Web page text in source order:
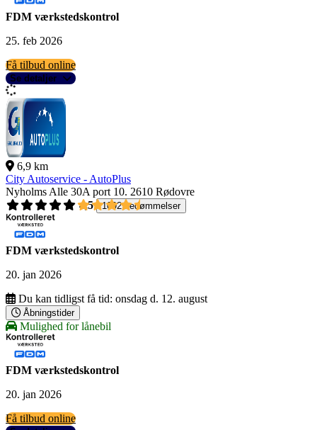
FDM værkstedskontrol
25. feb 2026
Få tilbud online
Se detaljer
6,9 km
City Autoservice - AutoPlus
Nyholms Alle 30A port 10. 2610 Rødovre
4,5
1092 bedømmelser
FDM værkstedskontrol
20. jan 2026
Du kan tidligst få tid: onsdag d. 12. august
Åbningstider
Mulighed for lånebil
FDM værkstedskontrol
20. jan 2026
Få tilbud online